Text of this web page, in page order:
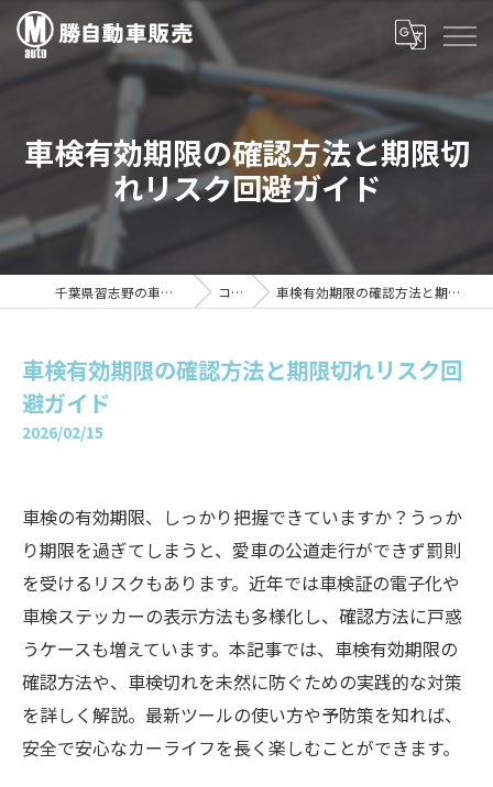
車検有効期限の確認方法と期限切
れリスク回避ガイド
千葉県習志野の車検は勝自動車販売 コラム 車検有効期限の確認方法と期限切れリスク回避ガイド
車検有効期限の確認方法と期限切れリスク回
避ガイド
2026/02/15
車検の有効期限、しっかり把握できていますか？うっか
り期限を過ぎてしまうと、愛車の公道走行ができず罰則
を受けるリスクもあります。近年では車検証の電子化や
車検ステッカーの表示方法も多様化し、確認方法に戸惑
うケースも増えています。本記事では、車検有効期限の
確認方法や、車検切れを未然に防ぐための実践的な対策
を詳しく解説。最新ツールの使い方や予防策を知れば、
安全で安心なカーライフを長く楽しむことができます。